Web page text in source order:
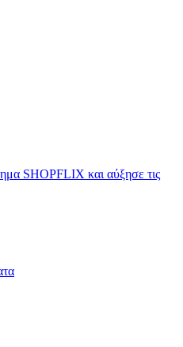
SHOPFLIX και αύξησε τις